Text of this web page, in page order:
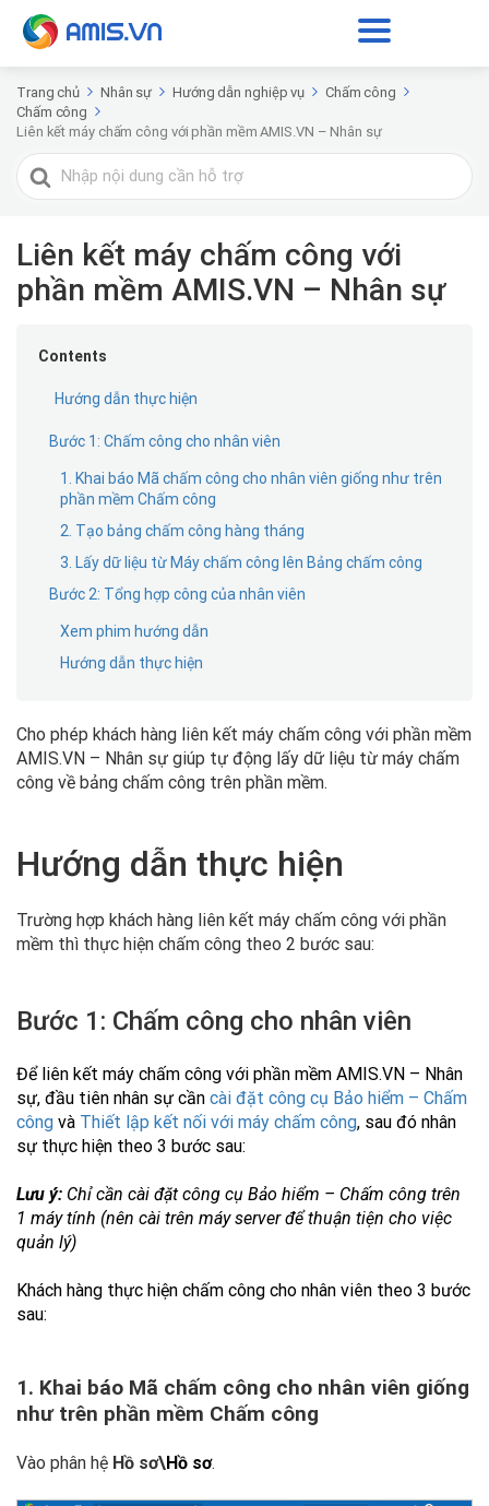
Trang chủ Nhân sự Hướng dẫn nghiệp vụ
Chấm công
Chấm công
Liên kết máy chấm công với phần mềm AMIS.VN – Nhân sự
Tìm
kiếm
Liên kết máy chấm công với
phần mềm AMIS.VN – Nhân sự
Contents
Hướng dẫn thực hiện
Bước 1: Chấm công cho nhân viên
1. Khai báo Mã chấm công cho nhân viên giống như trên
phần mềm Chấm công
2. Tạo bảng chấm công hàng tháng
3. Lấy dữ liệu từ Máy chấm công lên Bảng chấm công
Bước 2: Tổng hợp công của nhân viên
Xem phim hướng dẫn
Hướng dẫn thực hiện
Cho phép khách hàng liên kết máy chấm công với phần mềm
AMIS.VN – Nhân sự giúp tự động lấy dữ liệu từ máy chấm
công về bảng chấm công trên phần mềm.
Hướng dẫn thực hiện
Trường hợp khách hàng liên kết máy chấm công với phần
mềm thì thực hiện chấm công theo 2 bước sau:
Bước 1: Chấm công cho nhân viên
Để liên kết máy chấm công với phần mềm AMIS.VN – Nhân
sự, đầu tiên nhân sự cần cài đặt công cụ Bảo hiểm – Chấm
công và Thiết lập kết nối với máy chấm công, sau đó nhân
sự thực hiện theo 3 bước sau:
Lưu ý: Chỉ cần cài đặt công cụ Bảo hiểm – Chấm công trên
1 máy tính (nên cài trên máy server để thuận tiện cho việc
quản lý)
Khách hàng thực hiện chấm công cho nhân viên theo 3 bước
sau:
1. Khai báo Mã chấm công cho nhân viên giống
như trên phần mềm Chấm công
Vào phân hệ Hồ sơ\Hồ sơ.